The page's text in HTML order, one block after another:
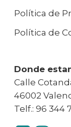
Política de
Política de
Donde
Calle
46002
Telf.: 96 344